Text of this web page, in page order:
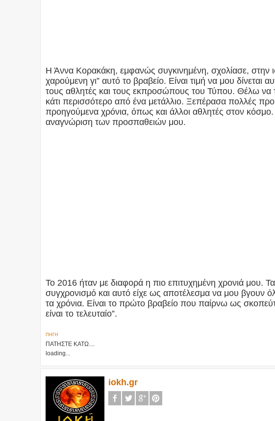
Η Άννα Κορακάκη, εμφανώς συγκινημένη, σχολίασε, στην
χαρούμενη γι” αυτό το βραβείο. Είναι τιμή να μου δίνεται
τους αθλητές και τους εκπροσώπους του Τύπου. Θέλω να
κάτι περισσότερο από ένα μετάλλιο. Ξεπέρασα πολλές
προηγούμενα χρόνια, όπως και άλλοι αθλητές στον
αναγνώριση των προσπαθειών μου.
Το 2016 ήταν με διαφορά η πιο επιτυχημένη χρονιά μου.
συγχρονισμό και αυτό είχε ως αποτέλεσμα να μου βγουν
τα χρόνια. Είναι το πρώτο βραβείο που παίρνω ως
είναι το τελευταίο”.
ΠΗΓΗ
ΠΑΤΗΣΤΕ ΚΑΤΩ....
loading...
iokh.gr